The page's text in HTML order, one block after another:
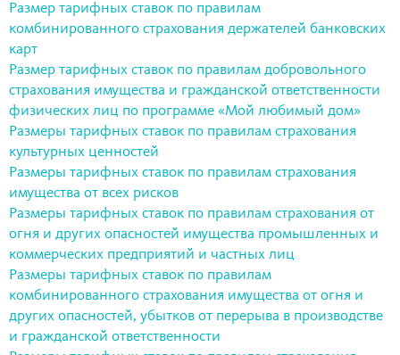
Размер тарифных ставок по правилам
комбинированного страхования держателей банковских
карт
Размер тарифных ставок по правилам добровольного
страхования имущества и гражданской ответственности
физических лиц по программе «Мой любимый дом»
Размеры тарифных ставок по правилам страхования
культурных ценностей
Размеры тарифных ставок по правилам страхования
имущества от всех рисков
Размеры тарифных ставок по правилам страхования от
огня и других опасностей имущества промышленных и
коммерческих предприятий и частных лиц
Размеры тарифных ставок по правилам
комбинированного страхования имущества от огня и
других опасностей, убытков от перерыва в производстве
и гражданской ответственности